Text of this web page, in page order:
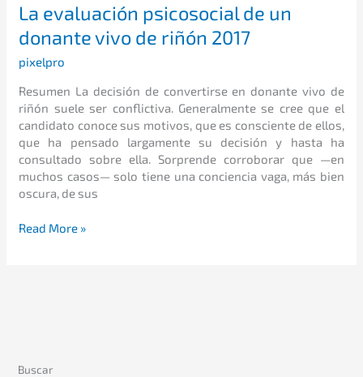
La evaluación psicosocial de un
donante vivo de riñón 2017
pixelpro
Resumen La decisión de convertirse en donante vivo de
riñón suele ser conflictiva. Generalmente se cree que el
candidato conoce sus motivos, que es consciente de ellos,
que ha pensado largamente su decisión y hasta ha
consultado sobre ella. Sorprende corroborar que —en
muchos casos— solo tiene una conciencia vaga, más bien
oscura, de sus
La
evaluación
psicosocial
de
donante
vivo
de
riñón
2017
Read More »
Buscar